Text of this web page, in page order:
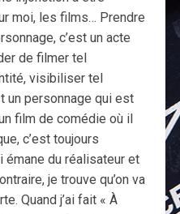
moi, les films… Prendre
c’est un acte
de filmer tel
visibiliser tel
un personnage qui est
film de comédie où il
c’est toujours
émane du réalisateur et
je trouve qu’on va
Quand j’ai fait « À